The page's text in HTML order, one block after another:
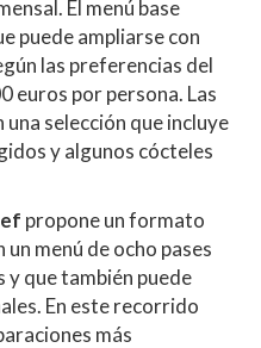
El menú base
puede ampliarse con
las preferencias del
euros por persona. Las
selección que incluye
y algunos cócteles
propone un formato
menú de ocho pases
y que también puede
En este recorrido
más